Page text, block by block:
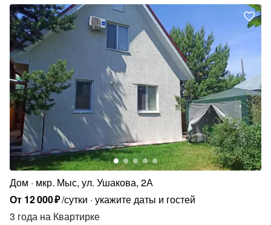
Дом
мкр. Мыс, ул. Ушакова, 2А
От 12000₽/сутки укажите даты и гостей
3 года на Квартирке